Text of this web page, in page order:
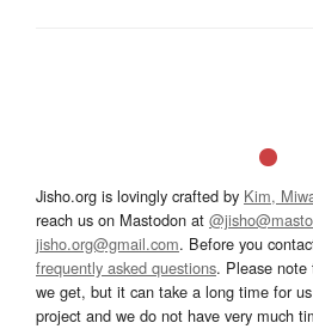
Jisho.org is lovingly crafted by Kim,
reach us on Mastodon at
jisho.org@gmail.com. Before you
frequently asked questions. Please note
we get, but it can take a long time for
project and we do not have very much